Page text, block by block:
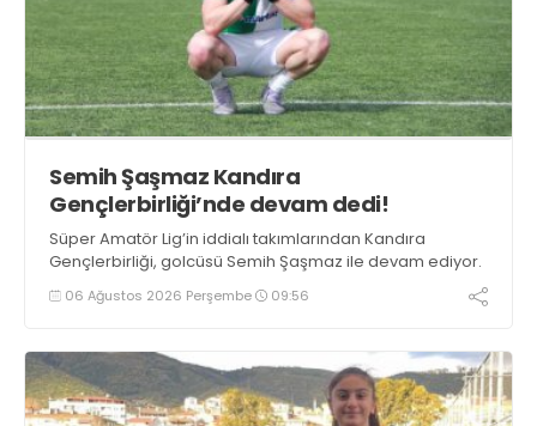
Semih Şaşmaz Kandıra
Gençlerbirliği’nde devam dedi!
Süper Amatör Lig’in iddialı takımlarından Kandıra
Gençlerbirliği, golcüsü Semih Şaşmaz ile devam ediyor.
06 Ağustos 2026 Perşembe 09:56